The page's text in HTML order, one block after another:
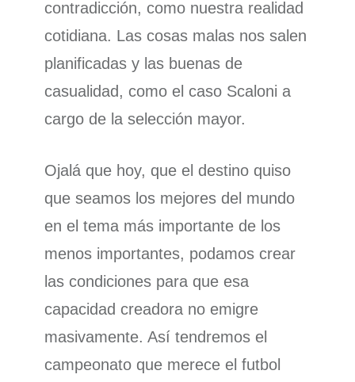
contradicción, como nuestra realidad
cotidiana. Las cosas malas nos salen
planificadas y las buenas de
casualidad, como el caso Scaloni a
cargo de la selección mayor.
Ojalá que hoy, que el destino quiso
que seamos los mejores del mundo
en el tema más importante de los
menos importantes, podamos crear
las condiciones para que esa
capacidad creadora no emigre
masivamente. Así tendremos el
campeonato que merece el futbol